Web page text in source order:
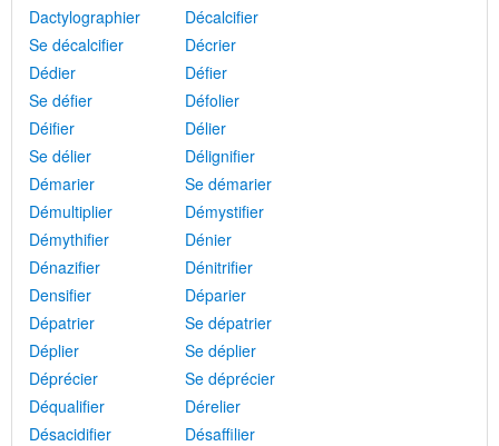
Dactylographier
Décalcifier
Se décalcifier
Décrier
Dédier
Défier
Se défier
Défolier
Déifier
Délier
Se délier
Délignifier
Démarier
Se démarier
Démultiplier
Démystifier
Démythifier
Dénier
Dénazifier
Dénitrifier
Densifier
Déparier
Dépatrier
Se dépatrier
Déplier
Se déplier
Déprécier
Se déprécier
Déqualifier
Dérelier
Désacidifier
Désaffilier